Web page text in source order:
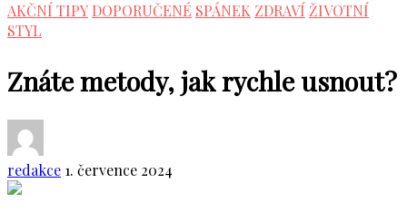
AKČNÍ TIPY DOPORUČENÉ SPÁNEK ZDRAVÍ ŽIVOTNÍ
STYL
Znáte metody, jak rychle usnout?
redakce 1. července 2024